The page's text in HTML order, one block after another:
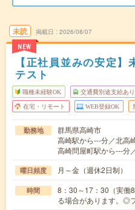
未読
NEW
掲載日 2026/08/07
【正社員並みの安定】
テスト
職種未経験OK 交通費別途支給あり
在宅・リモート WEB登録OK
勤務地
群馬県高崎市
高崎駅から---分／北高
高崎問屋町駅から---分
曜日頻度 月～金（週休2日制）
時間
8：30～17：30（実働
る場合があります。◎